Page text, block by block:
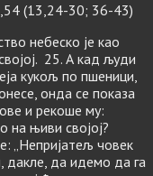
(13,24-30; 36-43)
небеско је као
25. А кад људи
кукољ по пшеници,
онда се показа
и рекоше му:
на њиви својој?
„Непријатељ човек
дакле, да идемо да га